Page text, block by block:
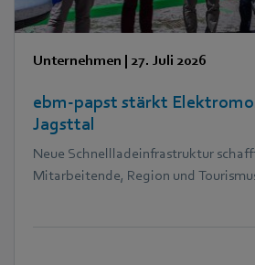
Unternehmen 27. Juli 2026
ebm‑papst stärkt
Jagsttal
Neue Schnellladeinfrastruktur
Mitarbeitende, Region und